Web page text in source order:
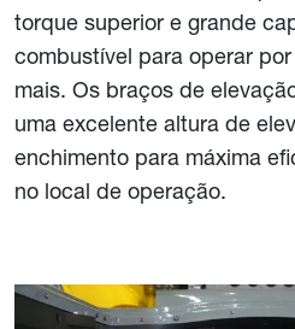
torque superior e grande
combustível para operar
mais. Os braços de
uma excelente altura de
enchimento para máxima
no local de operação.